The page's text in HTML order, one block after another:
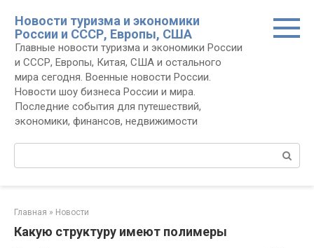
контенту
Новости туризма и экономики
России и СССР, Европы, США
Главные новости туризма и экономики России
и СССР, Европы, Китая, США и остального
мира сегодня. Военные новости России.
Новости шоу бизнеса России и мира.
Последние события для путешествий,
экономики, финансов, недвижимости
Поиск:
Главная » Новости
Какую структуру имеют полимеры